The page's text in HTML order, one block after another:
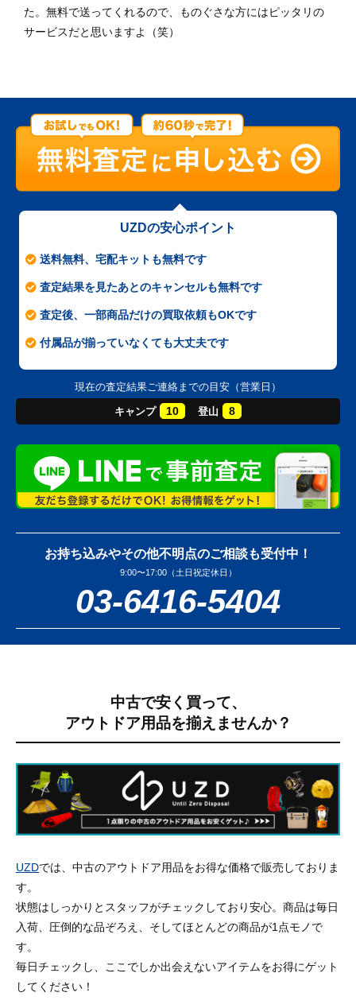
た。無料で送ってくれるので、ものぐさな方にはピッタリの
サービスだと思いますよ（笑）
UZDの安心ポイント
送料無料、宅配キットも無料です
査定結果を見たあとのキャンセルも無料です
査定後、一部商品だけの買取依頼もOKです
付属品が揃っていなくても大丈夫です
現在の査定結果ご連絡までの目安（営業日）
キャンプ 10 登山 8
お持ち込みやその他不明点のご相談も受付中！
9:00〜17:00（土日祝定休日）
03-6416-5404
中古で安く買って、
アウトドア用品を揃えませんか？
UZDでは、中古のアウトドア用品をお得な価格で販売しておりま
す。
状態はしっかりとスタッフがチェックしており安心。商品は毎日
入荷、圧倒的な品ぞろえ、そしてほとんどの商品が1点モノで
す。
毎日チェックし、ここでしか出会えないアイテムをお得にゲット
してください！